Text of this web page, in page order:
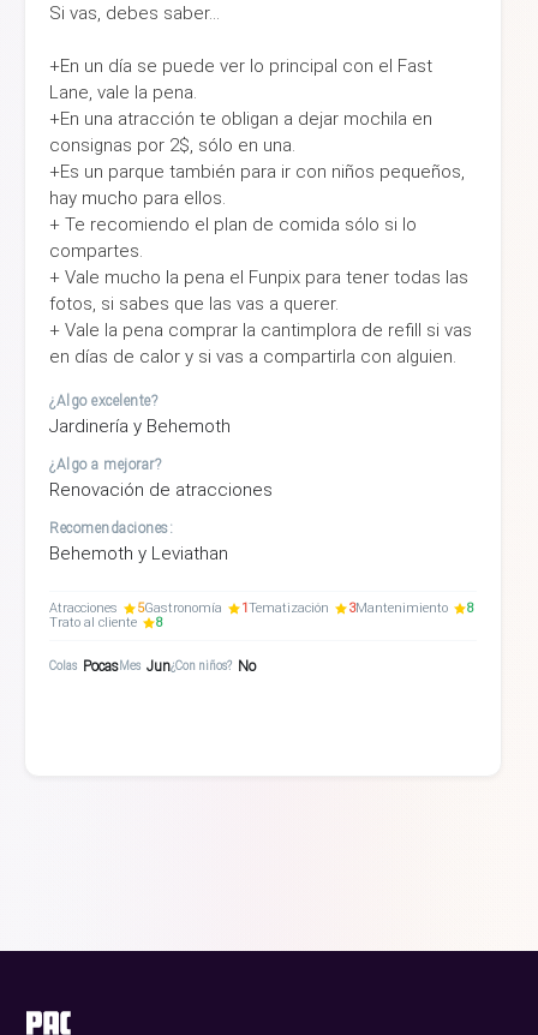
Si vas, debes saber...
+En un día se puede ver lo principal con el Fast
Lane, vale la pena.
+En una atracción te obligan a dejar mochila en
consignas por 2$, sólo en una.
+Es un parque también para ir con niños pequeños,
hay mucho para ellos.
+ Te recomiendo el plan de comida sólo si lo
compartes.
+ Vale mucho la pena el Funpix para tener todas las
fotos, si sabes que las vas a querer.
+ Vale la pena comprar la cantimplora de refill si vas
en días de calor y si vas a compartirla con alguien.
¿Algo excelente?
Jardinería y Behemoth
¿Algo a mejorar?
Renovación de atracciones
Recomendaciones:
Behemoth y Leviathan
Atracciones 5Gastronomía 1 Tematización 3Mantenimiento
8
Trato al cliente
8
Colas PocasMes Jun¿Con niños? No